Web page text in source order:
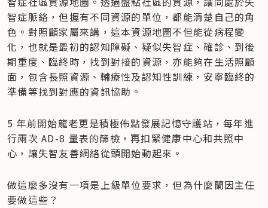
智症脈絡，但握有不同資源的單位，都能清楚自己的角
色。對照顧家屬來講，這本資源地圖不但能從病程變
化，也就是最初的認知障礙、疑似失智症、確診、到後
期重度、臨終時，找到對接的資源，亦能夠在生活照顧
面，包含長照資源、輔療性及認知性訓練，安寧臨終的
準備等找到對應的資訊協助。
5 年前開始龍老更是積極佈點發展記憶守護站，每年進
行兩次 AD-8 量表的篩檢，再扣緊健康中心和共照中
心，讓失智友善網絡從頭開始動起來。
做這麼多沒有一項是上級單位要求，但為什麼蘭因主任
要做這些？